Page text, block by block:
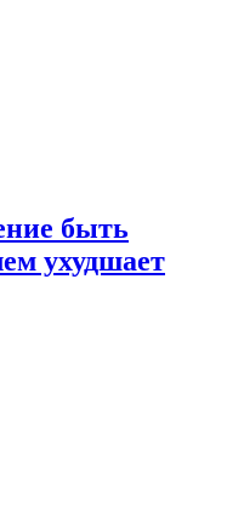
быть
ухудшает